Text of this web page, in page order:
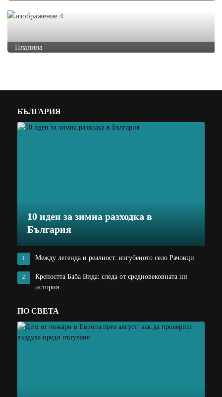
Планина
БЪЛГАРИЯ
10 идеи за зимна разходка в
България
1 Между легенда и реалност: изгубеното село Рачовци
2
Крепостта Баба Вида: следа от средновековната ни
история
ПО СВЕТА